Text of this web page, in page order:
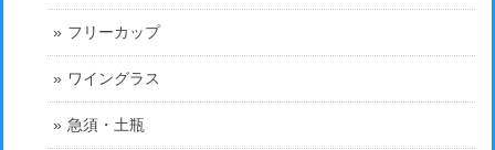
フリーカップ
ワイングラス
急須・土瓶